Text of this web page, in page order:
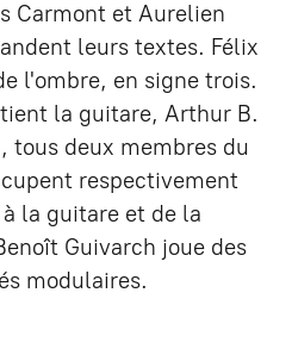
Carmont et Aurelien
leurs textes. Félix
l'ombre, en signe trois.
la guitare, Arthur B.
tous deux membres du
respectivement
la guitare et de la
Guivarch joue des
modulaires.